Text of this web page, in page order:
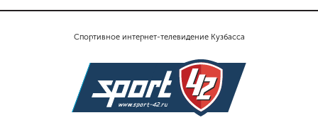
Спортивное интернет-телевидение Кузбасса